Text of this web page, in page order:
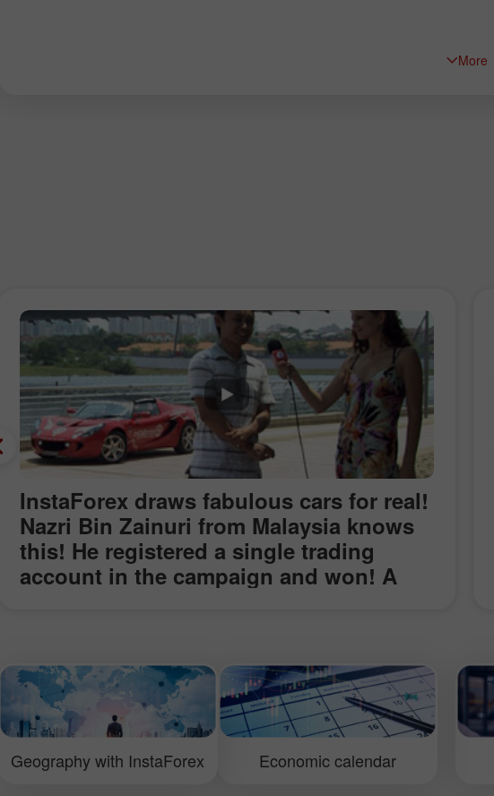
More
InstaForex draws fabulous cars for real!
Nazri Bin Zainuri from Malaysia knows
this! He registered a single trading
account in the campaign and won! A
receiving the main prize!
Economic calendar
Geography with InstaForex